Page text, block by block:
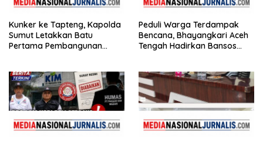
Kunker ke Tapteng, Kapolda
Sumut Letakkan Batu
Pertama Pembangunan
Peduli Warga Terdampak
Bencana, Bhayangkari Aceh
Tengah Hadirkan Bansos